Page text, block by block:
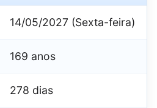
14/05/2027 (Sexta-feira)
169 anos
278 dias